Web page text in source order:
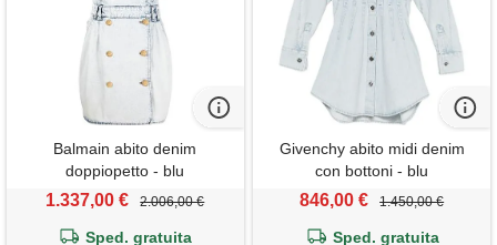
Balmain abito denim
doppiopetto - blu
1.337,00 € 2.006,00 €
Sped. gratuita
Givenchy abito midi denim
con bottoni - blu
846,00 € 1.450,00 €
Sped. gratuita